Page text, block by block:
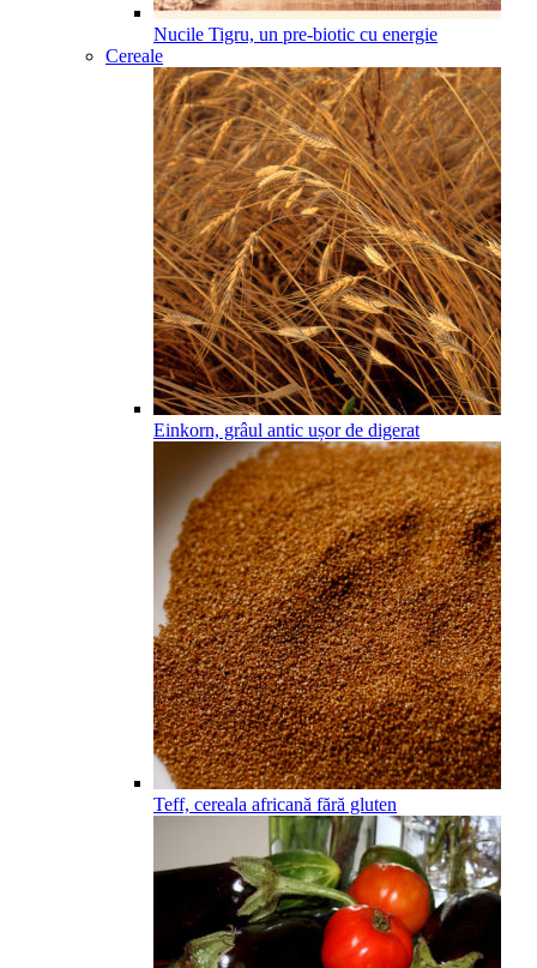
Nucile Tigru, un pre-biotic cu energie
Cereale
Einkorn, grâul antic ușor de digerat
Teff, cereala africană fără gluten